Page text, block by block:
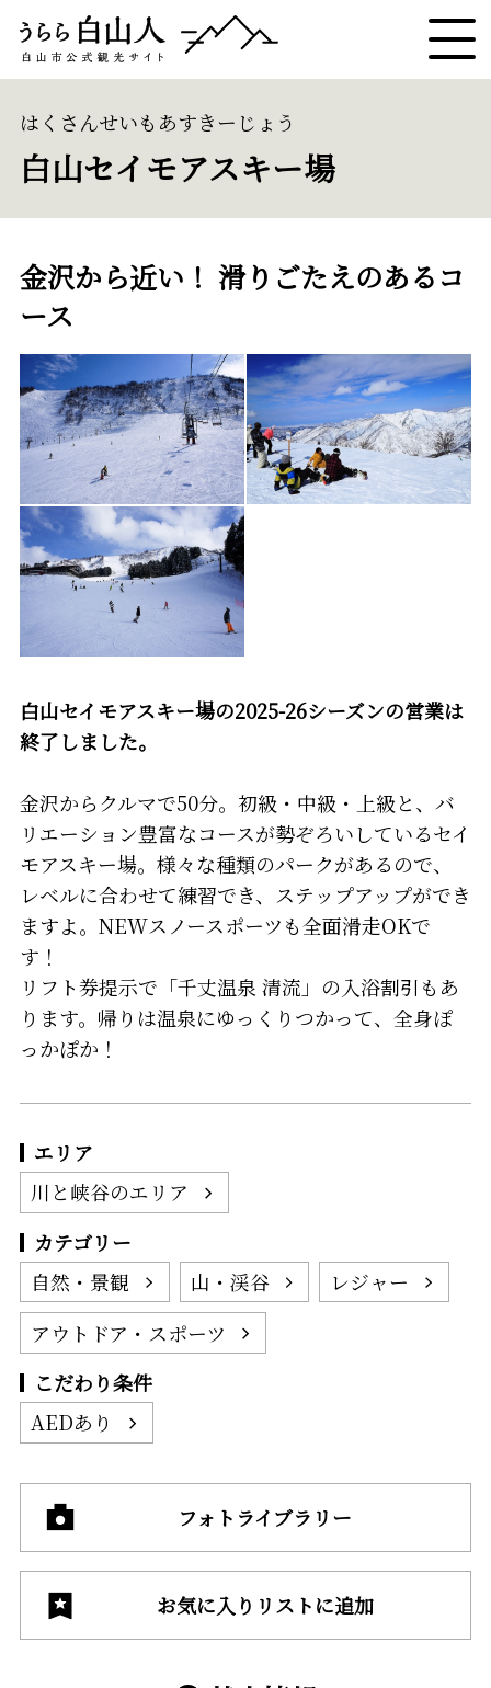
白山セイモアスキー場
はくさんせいもあすきーじょう
金沢から近い！ 滑りごたえのあるコ
ース
白山セイモアスキー場の2025-26シーズンの営業は
終了しました。
金沢からクルマで50分。初級・中級・上級と、バ
リエーション豊富なコースが勢ぞろいしているセイ
モアスキー場。様々な種類のパークがあるので、
レベルに合わせて練習でき、ステップアップができ
ますよ。NEWスノースポーツも全面滑走OKで
す！
リフト券提示で「千丈温泉 清流」の入浴割引もあ
ります。帰りは温泉にゆっくりつかって、全身ぽ
っかぽか！
エリア
川と峡谷のエリア
カテゴリー
自然・景観
山・渓谷
レジャー
アウトドア・スポーツ
こだわり条件
AEDあり
フォトライブラリー
お気に入りリストに追加